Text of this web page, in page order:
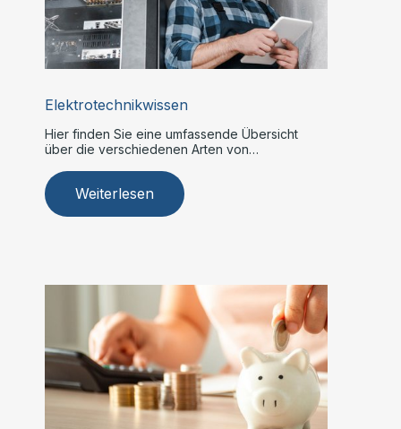
Elektrotechnikwissen
Hier finden Sie eine umfassende Übersicht
über die verschiedenen Arten von
Weiterlesen